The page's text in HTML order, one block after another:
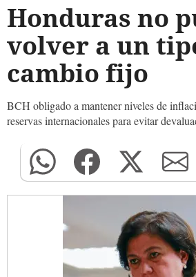
Honduras no
volver a un
cambio fijo
BCH obligado a mantener niveles de
reservas internacionales para evitar